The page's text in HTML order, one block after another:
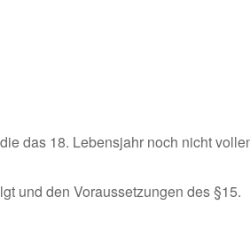
das 18. Lebensjahr noch nicht
und den Voraussetzungen des §15.